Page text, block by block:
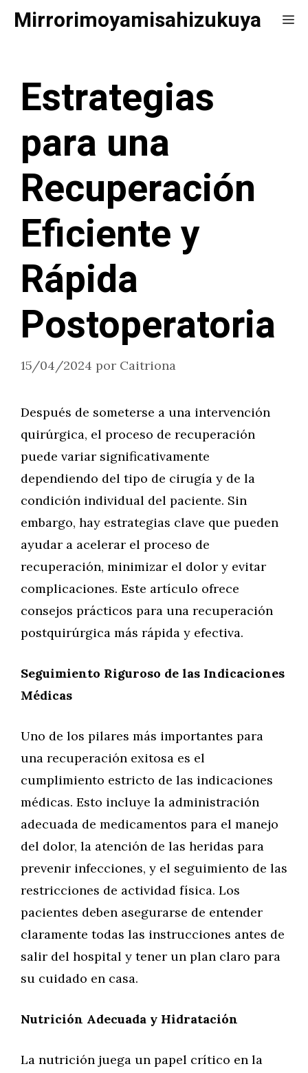
Saltar
Mirrorimoyamisahizukuya
Estrategias
para una
Recuperación
Eficiente y
Rápida
Postoperatoria
15/04/2024 por Caitriona
Después de someterse a una intervención
quirúrgica, el proceso de recuperación
puede variar significativamente
dependiendo del tipo de cirugía y de la
condición individual del paciente. Sin
embargo, hay estrategias clave que pueden
ayudar a acelerar el proceso de
recuperación, minimizar el dolor y evitar
complicaciones. Este artículo ofrece
consejos prácticos para una recuperación
postquirúrgica más rápida y efectiva.
Seguimiento Riguroso de las Indicaciones
Médicas
Uno de los pilares más importantes para
una recuperación exitosa es el
cumplimiento estricto de las indicaciones
médicas. Esto incluye la administración
adecuada de medicamentos para el manejo
del dolor, la atención de las heridas para
prevenir infecciones, y el seguimiento de las
restricciones de actividad física. Los
pacientes deben asegurarse de entender
claramente todas las instrucciones antes de
salir del hospital y tener un plan claro para
su cuidado en casa.
Nutrición Adecuada y Hidratación
La nutrición juega un papel crítico en la